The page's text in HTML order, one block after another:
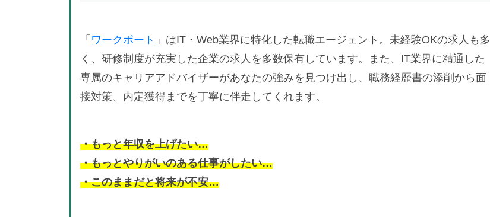
「 ワークポート 」はIT・Web業界に特化した転職エージェント。未経験OKの求人も多
く、研修制度が充実した企業の求人を多数保有しています。また、IT業界に精通した
専属のキャリアアドバイザーがあなたの強みを見つけ出し、職務経歴書の添削から面
接対策、内定獲得までを丁寧に伴走してくれます。
・もっと年収を上げたい…
・もっとやりがいのある仕事がしたい…
・このままだと将来が不安…